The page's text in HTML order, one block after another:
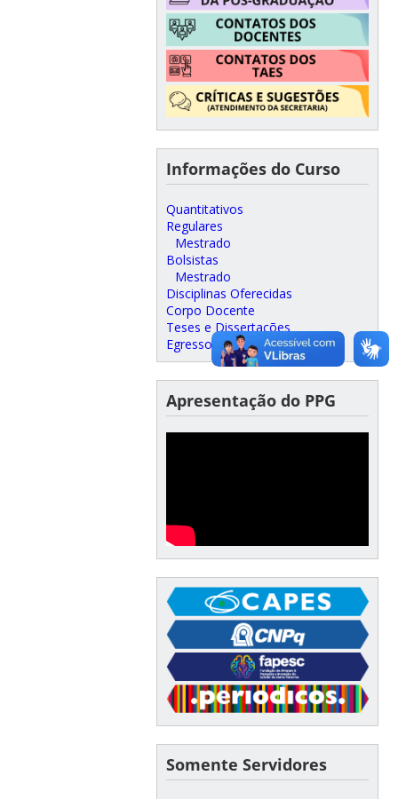
Informações do Curso
Quantitativos
Regulares
Mestrado
Bolsistas
Mestrado
Disciplinas Oferecidas
Corpo Docente
Teses e Dissertações
Egressos
Apresentação do PPG
Somente Servidores